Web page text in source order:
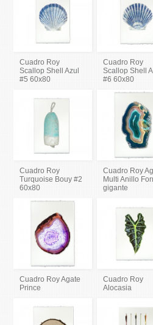
Cuadro Roy
Scallop Shell Azul
#5 60x80
Cuadro Roy
Scallop Shell
#6 60x80
Cuadro Roy
Turquoise Bouy #2
60x80
Cuadro Roy
Multi Anillo
gigante
Cuadro Roy Agate
Prince
Cuadro Roy
Alocasia